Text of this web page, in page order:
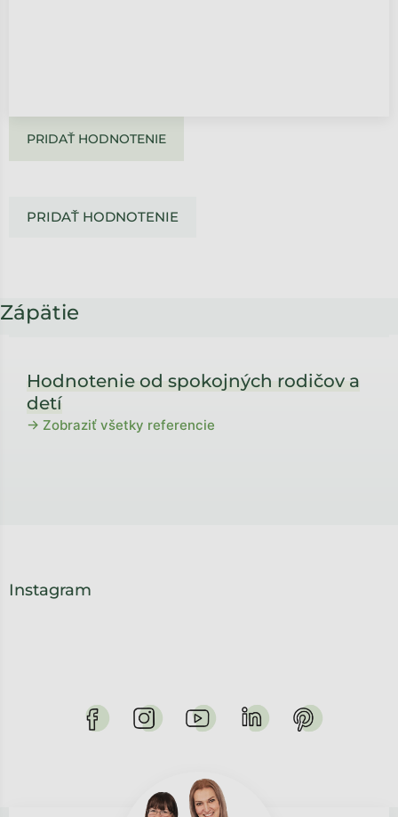
PRIDAŤ HODNOTENIE
PRIDAŤ HODNOTENIE
Zápätie
Hodnotenie od spokojných rodičov a
detí
→ Zobraziť všetky referencie
Instagram